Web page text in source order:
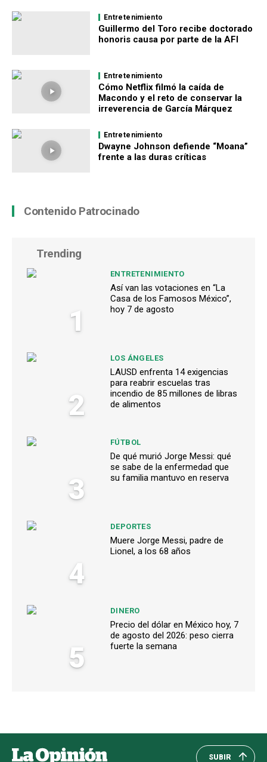
Entretenimiento
Guillermo del Toro recibe doctorado
honoris causa por parte de la AFI
Entretenimiento
Cómo Netflix filmó la caída de
Macondo y el reto de conservar la
irreverencia de García Márquez
Entretenimiento
Dwayne Johnson defiende “Moana”
frente a las duras críticas
Contenido Patrocinado
Trending
1
ENTRETENIMIENTO
Así van las votaciones en “La
Casa de los Famosos México”,
hoy 7 de agosto
2
LOS ÁNGELES
LAUSD enfrenta 14 exigencias
para reabrir escuelas tras
incendio de 85 millones de libras
de alimentos
3
FÚTBOL
De qué murió Jorge Messi: qué
se sabe de la enfermedad que
su familia mantuvo en reserva
4
DEPORTES
Muere Jorge Messi, padre de
Lionel, a los 68 años
5
DINERO
Precio del dólar en México hoy, 7
de agosto del 2026: peso cierra
fuerte la semana
SUBIR